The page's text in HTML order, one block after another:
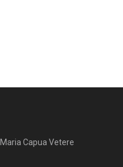
Capua Vetere